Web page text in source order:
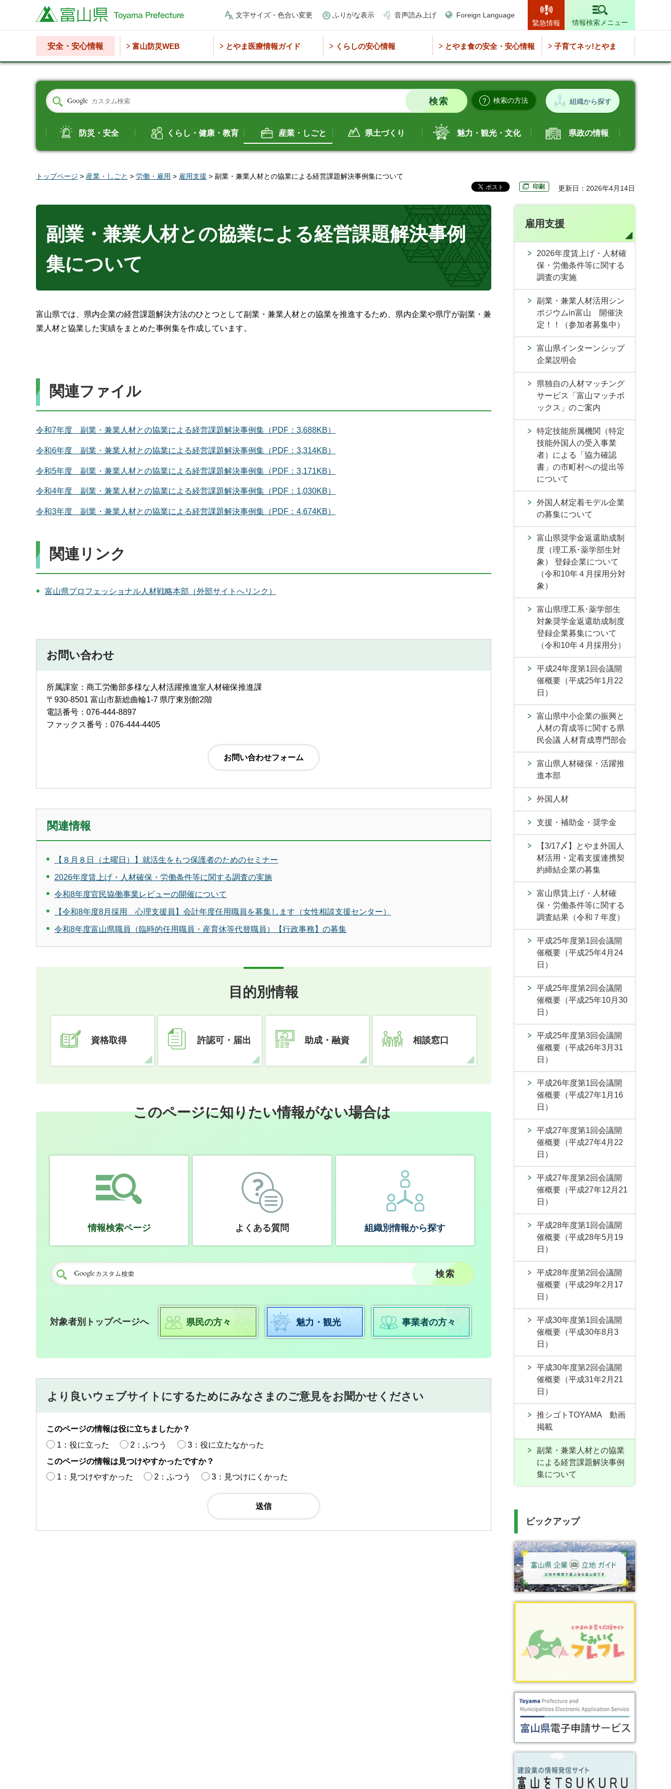
富山県 文字サイズ・色合い変更 ふりがな表示 音声読み上げ
Foreign Language
緊急情報
情報検索メニュー
安全・安心情報 富山防災WEB とやま医療情報ガイド くらしの安心情報 とやま食の安全・安心情報 子育てネッ!とやま
検索の方法 組織から探す
防災・安全 くらし・健康・教育 産業・しごと 県土づくり 魅力・観光・文化 県政の情報
トップページ > 産業・しごと > 労働・雇用 > 雇用支援 > 副業・兼業人材との協業による経営課題解決事例集について
印刷 更新日：2026年4月14日
副業・兼業人材との協業による経営課題解決事例
集について
富山県では、県内企業の経営課題解決方法のひとつとして副業・兼業人材との協業を推進するため、県内企業や県庁が副業・兼
業人材と協業した実績をまとめた事例集を作成しています。
関連ファイル
令和7年度 副業・兼業人材との協業による経営課題解決事例集（PDF：3,688KB）
令和6年度 副業・兼業人材との協業による経営課題解決事例集（PDF：3,314KB）
令和5年度 副業・兼業人材との協業による経営課題解決事例集（PDF：3,171KB）
令和4年度 副業・兼業人材との協業による経営課題解決事例集（PDF：1,030KB）
令和3年度 副業・兼業人材との協業による経営課題解決事例集（PDF：4,674KB）
関連リンク
富山県プロフェッショナル人材戦略本部（外部サイトへリンク）
お問い合わせ
所属課室：商工労働部多様な人材活躍推進室人材確保推進課
〒930-8501 富山市新総曲輪1-7 県庁東別館2階
電話番号：076-444-8897
ファックス番号：076-444-4405
関連情報
【８月８日（土曜日）】就活生をもつ保護者のためのセミナー
2026年度賃上げ・人材確保・労働条件等に関する調査の実施
令和8年度官民協働事業レビューの開催について
【令和8年度8月採用 心理支援員】会計年度任用職員を募集します（女性相談支援センター）
令和8年度富山県職員（臨時的任用職員・産育休等代替職員）【行政事務】の募集
目的別情報
資格取得 許認可・届出 助成・融資 相談窓口
このページに知りたい情報がない場合は
情報検索ページ よくある質問 組織別情報から探す
対象者別トップページへ 県民の方々 魅力・観光 事業者の方々
より良いウェブサイトにするためにみなさまのご意見をお聞かせください
このページの情報は役に立ちましたか？
1：役に立った
2：ふつう
3：役に立たなかった
このページの情報は見つけやすかったですか？
1：見つけやすかった
2：ふつう 3：見つけにくかった
雇用支援
2026年度賃上げ・人材確
保・労働条件等に関する
調査の実施
副業・兼業人材活用シン
ポジウムin富山 開催決
定！！（参加者募集中）
富山県インターンシップ
企業説明会
県独自の人材マッチング
サービス「富山マッチボ
ックス」のご案内
特定技能所属機関（特定
技能外国人の受入事業
者）による「協力確認
書」の市町村への提出等
について
外国人材定着モデル企業
の募集について
富山県奨学金返還助成制
度（理工系･薬学部生対
象） 登録企業について
（令和10年４月採用分対
象）
富山県理工系･薬学部生
対象奨学金返還助成制度
登録企業募集について
（令和10年４月採用分）
平成24年度第1回会議開
催概要（平成25年1月22
日）
富山県中小企業の振興と
人材の育成等に関する県
民会議 人材育成専門部会
富山県人材確保・活躍推
進本部
外国人材
支援・補助金・奨学金
【3/17〆】とやま外国人
材活用・定着支援連携契
約締結企業の募集
富山県賃上げ・人材確
保・労働条件等に関する
調査結果（令和７年度）
平成25年度第1回会議開
催概要（平成25年4月24
日）
平成25年度第2回会議開
催概要（平成25年10月30
日）
平成25年度第3回会議開
催概要（平成26年3月31
日）
平成26年度第1回会議開
催概要（平成27年1月16
日）
平成27年度第1回会議開
催概要（平成27年4月22
日）
平成27年度第2回会議開
催概要（平成27年12月21
日）
平成28年度第1回会議開
催概要（平成28年5月19
日）
平成28年度第2回会議開
催概要（平成29年2月17
日）
平成30年度第1回会議開
催概要（平成30年8月3
日）
平成30年度第2回会議開
催概要（平成31年2月21
日）
推シゴトTOYAMA 動画
掲載
副業・兼業人材との協業
による経営課題解決事例
集について
ピックアップ